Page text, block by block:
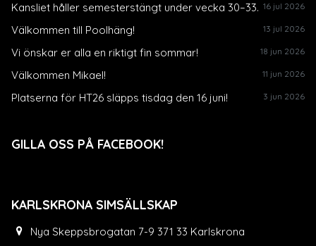
Kansliet håller semesterstängt under vecka 30–33. 16 jul 2026
Välkommen till Poolhäng! 13 jul 2026
Vi önskar er alla en riktigt fin sommar! 18 jun 2026
Välkommen Mikael! 11 jun 2026
Platserna för HT26 släpps tisdag den 16 juni! 3 jun 2026
GILLA OSS PÅ FACEBOOK!
KARLSKRONA SIMSÄLLSKAP
Nya Skeppsbrogatan 7-9 371 33 Karlskrona